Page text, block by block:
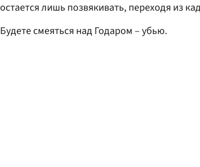
остается лишь позвякивать, переходя из
Будете смеяться над Годаром – убью.